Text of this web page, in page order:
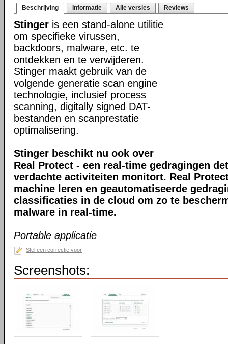
Beschrijving Informatie Alle versies Reviews
Stinger is een stand-alone utilitie
om specifieke virussen,
backdoors, malware, etc. te
ontdekken en te verwijderen.
Stinger maakt gebruik van de
volgende generatie scan engine
technologie, inclusief process
scanning, digitally signed DAT-
bestanden en scanprestatie
optimalisering.
Stinger beschikt nu ook over
Real Protect - een real-time gedragingen
verdachte activiteiten monitort. Real
machine leren en geautomatiseerde
classificaties in de cloud om zo te
malware in real-time.
Portable applicatie
Stel een correctie voor
Screenshots: